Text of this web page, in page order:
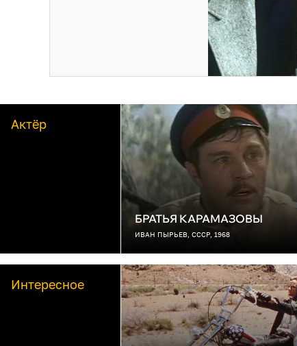
Актёр
БРАТЬЯ КАРАМАЗОВЫ
ИВАН ПЫРЬЕВ, СССР, 1968
Интересное